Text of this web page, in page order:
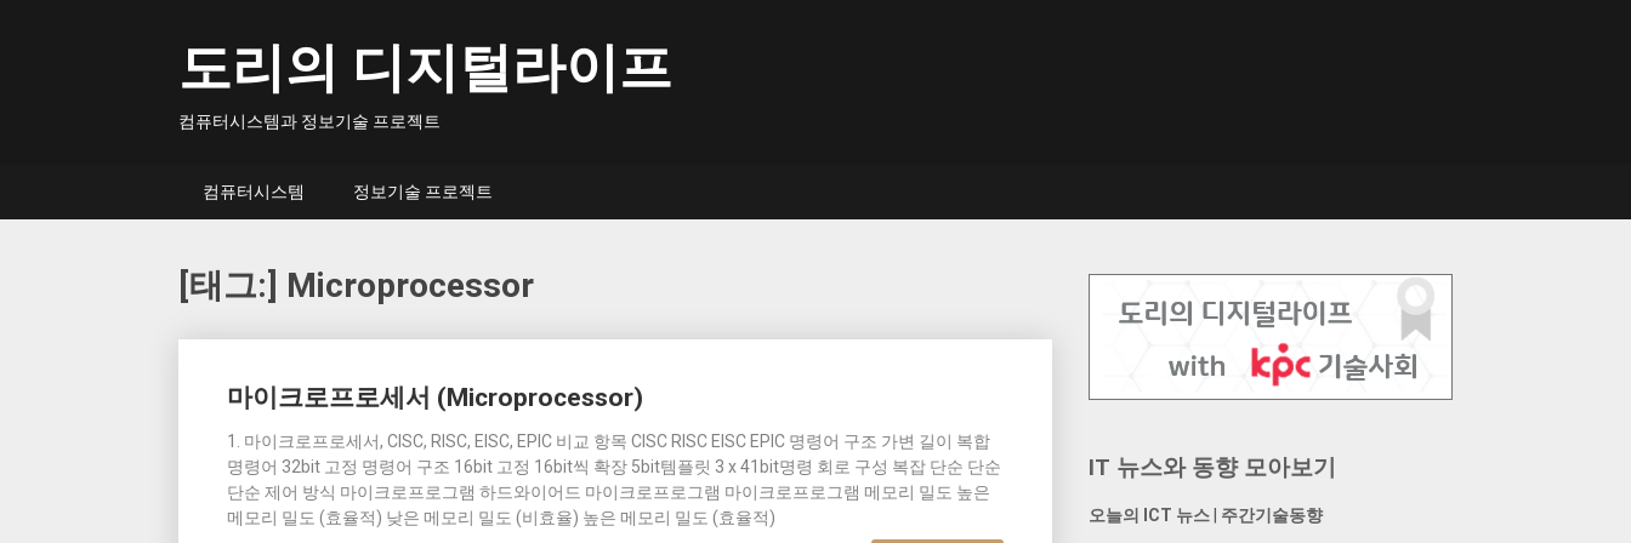
도리의 디지털라이프
컴퓨터시스템과 정보기술 프로젝트
컴퓨터시스템 정보기술 프로젝트
[태그:] Microprocessor
마이크로프로세서 (Microprocessor)
1. 마이크로프로세서, CISC, RISC, EISC, EPIC 비교 항목 CISC RISC EISC EPIC 명령어 구조 가변 길이 복합
명령어 32bit 고정 명령어 구조 16bit 고정 16bit씩 확장 5bit템플릿 3 x 41bit명령 회로 구성 복잡 단순 단순
단순 제어 방식 마이크로프로그램 하드와이어드 마이크로프로그램 마이크로프로그램 메모리 밀도 높은
메모리 밀도 (효율적) 낮은 메모리 밀도 (비효율) 높은 메모리 밀도 (효율적)
navigation
IT 뉴스와 동향 모아보기
오늘의 ICT 뉴스 주간기술동향